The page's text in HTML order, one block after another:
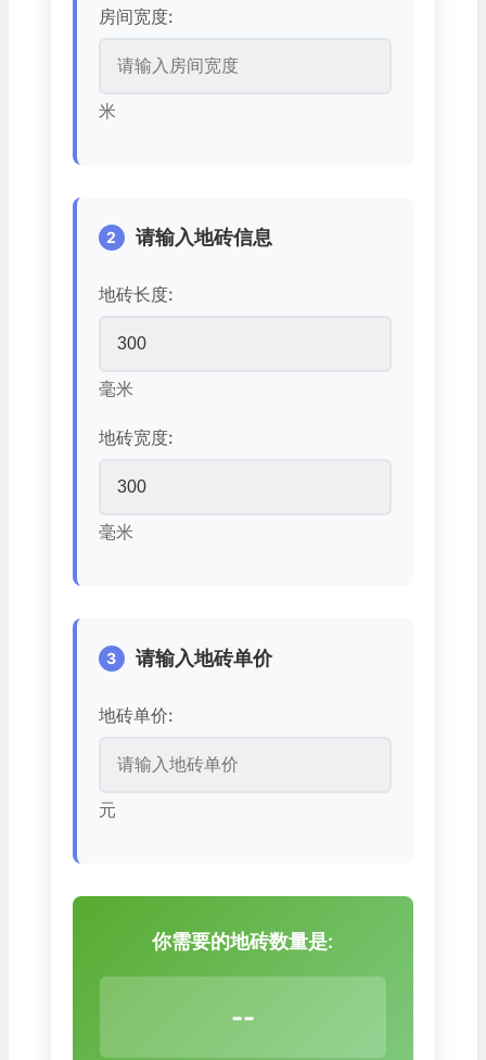
房间宽度:
米
2 请输入地砖信息
地砖长度:
毫米
地砖宽度:
毫米
3 请输入地砖单价
地砖单价:
元
你需要的地砖数量是:
--